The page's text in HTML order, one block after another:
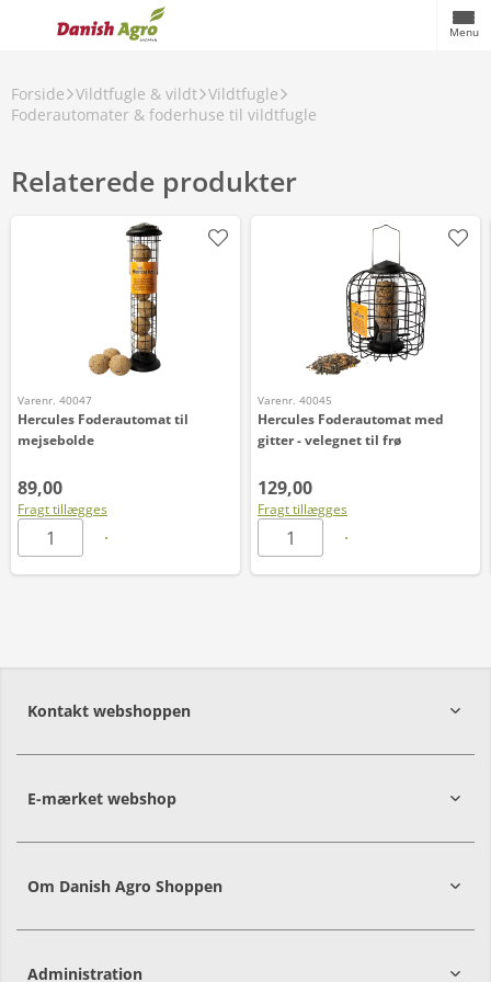
Menu
Forside Vildtfugle & vildt Vildtfugle
Foderautomater & foderhuse til vildtfugle
Relaterede produkter
Varenr. 40047
Hercules Foderautomat til
mejsebolde
89,00
Fragt tillægges
Varenr. 40045
Hercules Foderautomat med
gitter - velegnet til frø
129,00
Fragt tillægges
Kontakt webshoppen
E-mærket webshop
Om Danish Agro Shoppen
Administration